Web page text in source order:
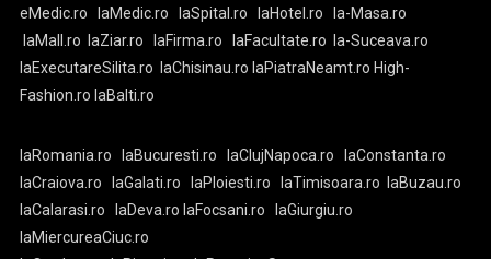
eMedic.ro laMedic.ro laSpital.ro laHotel.ro
la-Masa.ro
laMall.ro
laZiar.ro laFirma.ro laFacultate.ro
la-Suceava.ro
laExecutareSilita.ro
laChisinau.ro laPiatraNeamt.ro High-
Fashion.ro laBalti.ro
laRomania.ro laBucuresti.ro laClujNapoca.ro
laConstanta.ro
laCraiova.ro
laGalati.ro laPloiesti.ro laTimisoara.ro
laBuzau.ro
laCalarasi.ro
laDeva.ro laFocsani.ro
laGiurgiu.ro
laMiercureaCiuc.ro